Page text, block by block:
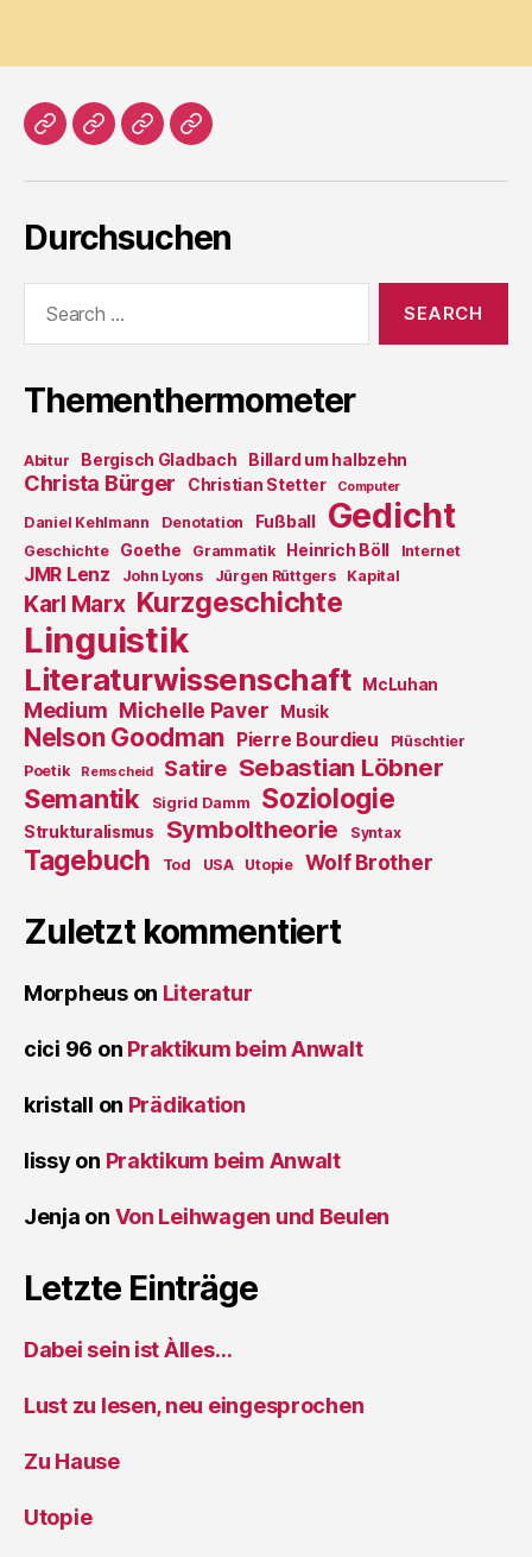
HomeLiteratur
ProsaImpressum
Durchsuchen
Thementhermometer
Abitur Bergisch Gladbach Billard um halbzehn
Christa Bürger Christian Stetter Computer
Daniel Kehlmann Denotation Fußball Gedicht
Geschichte Goethe Grammatik Heinrich Böll Internet
JMR Lenz John Lyons Jürgen Rüttgers Kapital
Karl Marx Kurzgeschichte
Linguistik
Literaturwissenschaft McLuhan
Medium Michelle Paver Musik
Nelson Goodman Pierre Bourdieu
Plüschtier
Poetik
Remscheid Satire Sebastian Löbner
Semantik Sigrid Damm Soziologie
Strukturalismus Symboltheorie Syntax
Tagebuch Tod USA Utopie Wolf Brother
Zuletzt kommentiert
Morpheuson Literatur
cici 96 on Praktikum beim Anwalt
kristall on Prädikation
lissy on Praktikum beim Anwalt
Jenja on Von Leihwagen und Beulen
Letzte Einträge
Dabei sein ist Àlles…
Lust zu lesen, neu eingesprochen
Zu Hause
Utopie